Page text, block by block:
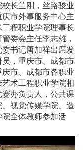
长兰刚，丝路骏业
市外事服务中心主
程职业学院理事长
委会主任李志雄，
书记唐加祥出席发
，重庆市、成都市
市、成都市各职业
术工程职业学院相
办负责人，公共课
视觉传媒学院、造
全体教师参加活